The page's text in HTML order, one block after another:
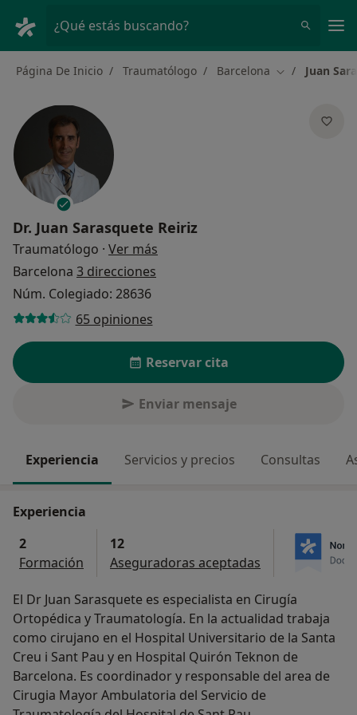
¿Qué estás buscando?
Página De Inicio Traumatólogo Barcelona Cambiar de
Juan
Dr. Juan Sarasquete Reiriz
Traumatólogo · Ver más
Barcelona 3 direcciones
Núm. Colegiado: 28636
65 opiniones
Reservar cita
Enviar mensaje
Experiencia Servicios y precios Consultas
Experiencia
2
Formación
12
Aseguradoras aceptadas
El Dr Juan Sarasquete es especialista en Cirugía
Ortopédica y Traumatología. En la actualidad trabaja
como cirujano en el Hospital Universitario de la Santa
Creu i Sant Pau y en Hospital Quirón Teknon de
Barcelona. Es coordinador y responsable del area de
Cirugia Mayor Ambulatoria del Servicio de